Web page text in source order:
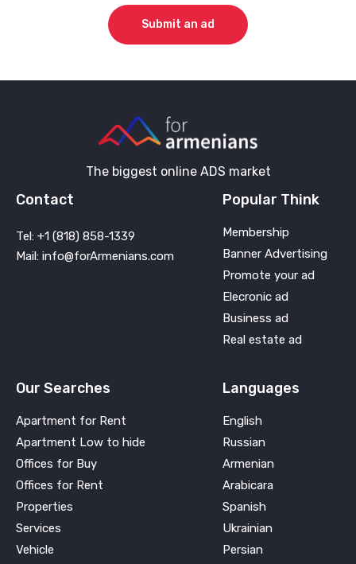
Submit an ad
The biggest online ADS market
Contact
Tel: +1 (818) 858-1339
Mail: info@forArmenians.com
Popular Think
Membership
Banner Advertising
Promote your ad
Elecronic ad
Business ad
Real estate ad
Our Searches
Apartment for Rent
Apartment Low to hide
Offices for Buy
Offices for Rent
Properties
Services
Vehicle
Languages
English
Russian
Armenian
Arabicara
Spanish
Ukrainian
Persian